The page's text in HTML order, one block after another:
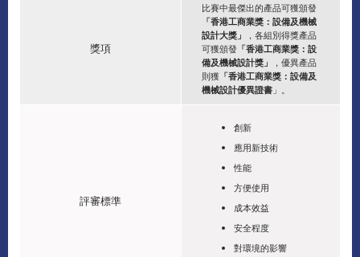
獎項
比賽中最傑出的產品可獲頒發
「香港工商業獎：設備及機械
設計大獎」
，各組別得獎產品
可獲頒發 「香港工商業獎：設
備及機械設計獎」
，優異產品
則獲 「香港工商業獎：設備及
機械設計優異證書 」。
評審標準
創新
應用新技術
性能
方便使用
成本效益
安全程度
對環境的影響